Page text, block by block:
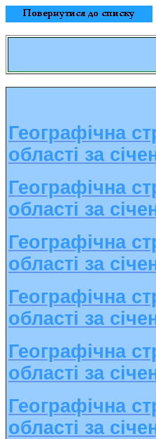
Географічна
області за
Географічна
області за
Географічна
області за
Географічна
області за
Географічна
області за
Географічна
області за